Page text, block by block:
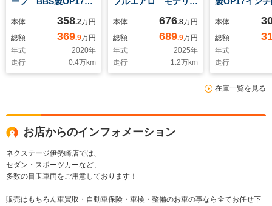
ル RECAROハーフ
レザーシート ビルシ
ュタイン製ダンパー
BOSEサウンドシステ
ム 禁煙車 1オーナ
本体 358.2万円
総額
369.9万円
年式
2020年
走行
0.4万km
ュ モデリスタ21イ
ンチアルミホイール
全ドアイージークロー
ザー 全席ベンチレー
ション付シートヒータ
ー
本体 676.8万円
総額
689.9万円
年式
2025年
走行
1.2万km
Bremboレッ
パー BOSE
システム
ハーフレザ
ビルシュタイ
パー フロン
本体
総額
年式
走行
在庫一覧を見る
お店からのインフォメーション
ネクステージ伊勢崎店では、
セダン・スポーツカーなど、
多数の目玉車両をご用意しております！
販売はもちろん車買取・自動車保険・車検・整備のお車の事なら全てお任せ下